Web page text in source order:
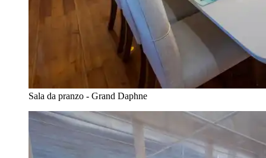
Sala da pranzo - Grand Daphne